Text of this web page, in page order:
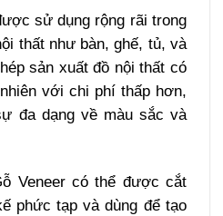
sử dụng rộng rãi trong
thất như bàn, ghế, tủ, và
sản xuất đồ nội thất có
với chi phí thấp hơn,
đa dạng về màu sắc và
Veneer có thể được cắt
phức tạp và dùng để tạo